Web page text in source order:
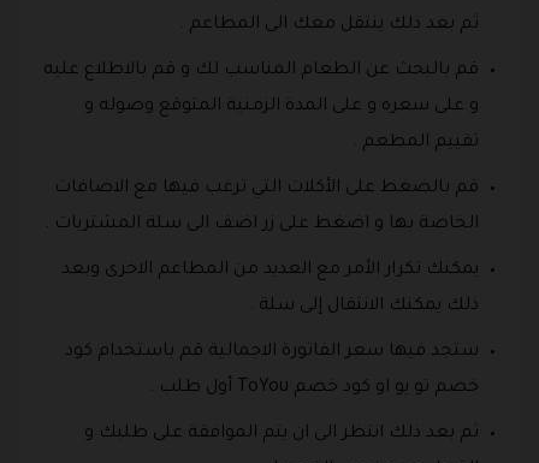
ثم بعد ذلك ينتقل معك الى المطاعم .
قم بالبحث عن الطعام المناسب لك و قم بالاطلاع عليه
و على سعره و على المدة الزمنية المتوقع وصوله و
تقييم المطعم .
قم بالضغط على الأكلات التي ترغب فيها مع الاضافات
الخاصة بها و اضغط على زر اضف الى سلة المشتريات .
يمكنك تكرار الأمر مع العديد من المطاعم الاخرى وبعد
ذلك يمكنك الانتقال إلى سلة .
ستجد فيها سعر الفاتورة الاجمالية قم باستخدام كود
خصم تو يو او كود خصم ToYou أول طلب .
ثم بعد ذلك انتظر الى ان يتم الموافقة على طلبك و